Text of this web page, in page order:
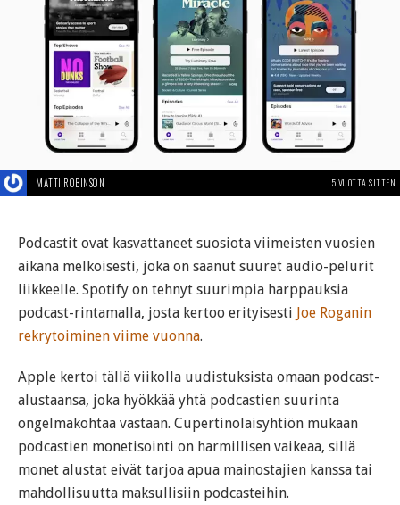
MATTI ROBINSON 5 VUOTTA SITTEN
Podcastit ovat kasvattaneet suosiota viimeisten vuosien
aikana melkoisesti, joka on saanut suuret audio-pelurit
liikkeelle. Spotify on tehnyt suurimpia harppauksia
podcast-rintamalla, josta kertoo erityisesti Joe Roganin
rekrytoiminen viime vuonna.
Apple kertoi tällä viikolla uudistuksista omaan podcast-
alustaansa, joka hyökkää yhtä podcastien suurinta
ongelmakohtaa vastaan. Cupertinolaisyhtiön mukaan
podcastien monetisointi on harmillisen vaikeaa, sillä
monet alustat eivät tarjoa apua mainostajien kanssa tai
mahdollisuutta maksullisiin podcasteihin.